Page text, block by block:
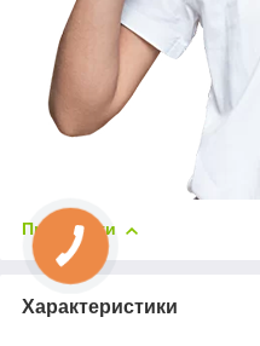
Приховати
Характеристики